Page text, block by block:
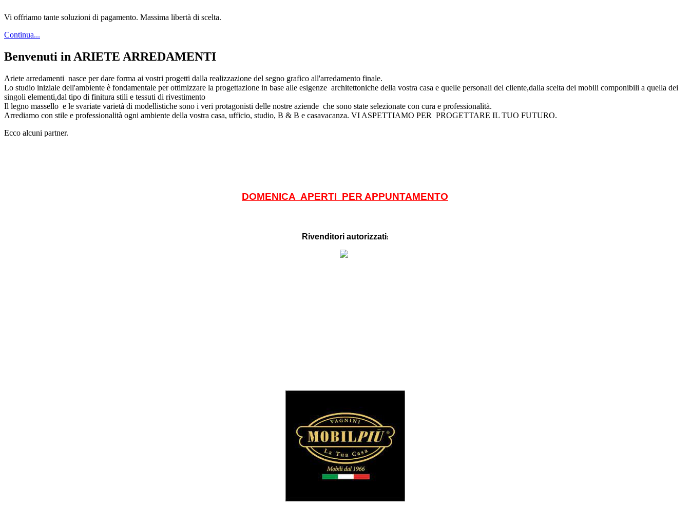
Vi offriamo tante soluzioni di pagamento. Massima libertà di scelta.
Continua...
Benvenuti in ARIETE ARREDAMENTI
Ariete arredamenti nasce per dare forma ai vostri progetti dalla realizzazione del segno grafico all'arredamento finale.
Lo studio iniziale dell'ambiente è fondamentale per ottimizzare la progettazione in base alle esigenze architettoniche della vostra casa e quelle personali del cliente,dalla scelta dei mobili componibili a quella dei
singoli elementi,dal tipo di finitura stili e tessuti di rivestimento
Il legno massello e le svariate varietà di modellistiche sono i veri protagonisti delle nostre aziende che sono state selezionate con cura e professionalità.
Arrediamo con stile e professionalità ogni ambiente della vostra casa, ufficio, studio, B & B e casavacanza. VI ASPETTIAMO PER PROGETTARE IL TUO FUTURO.
Ecco alcuni partner.
DOMENICA APERTI PER APPUNTAMENTO
Rivenditori autorizzati: